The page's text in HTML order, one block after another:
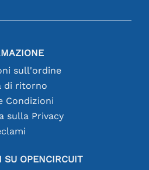
sull'ordine
di ritorno
Condizioni
sulla Privacy
OPENCIRCUIT